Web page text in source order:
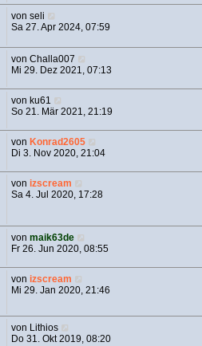
vonseli
Sa 27. Apr 2024, 07:59
vonChalla007
Mi 29. Dez 2021, 07:13
vonku61
So 21. Mär 2021, 21:19
vonKonrad2605
Di 3. Nov 2020, 21:04
vonizscream
Sa 4. Jul 2020, 17:28
vonmaik63de
Fr 26. Jun 2020, 08:55
vonizscream
Mi 29. Jan 2020, 21:46
von Lithios
Do 31. Okt 2019, 08:20